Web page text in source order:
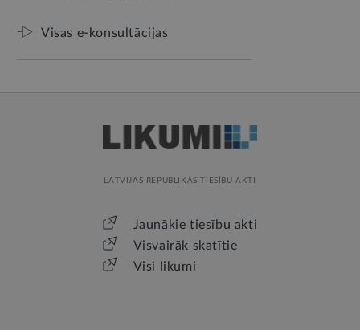
Visas e-konsultācijas
LATVIJAS REPUBLIKAS TIESĪBU AKTI
Jaunākie tiesību akti
Visvairāk skatītie
Visi likumi